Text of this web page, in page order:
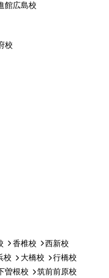
館広島校
校
香椎校
西新校
校 大橋校
行橋校
曽根校
筑前前原校